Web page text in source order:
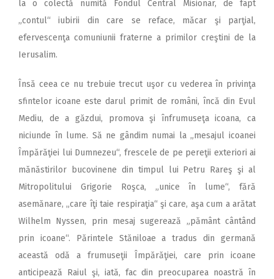
la o colectă numită Fondul Central Misionar, de fapt
„contul“ iubirii din care se reface, măcar şi parţial,
efervescenţa comuniunii fraterne a primilor creştini de la
Ierusalim.
Însă ceea ce nu trebuie trecut uşor cu vederea în privinţa
sfintelor icoane este darul primit de români, încă din Evul
Mediu, de a găzdui, promova şi înfrumuseţa icoana, ca
niciunde în lume. Să ne gândim numai la „mesajul icoanei
Împărăţiei lui Dumnezeu“, frescele de pe pereţii exteriori ai
mănăstirilor bucovinene din timpul lui Petru Rareş şi al
Mitropolitului Grigorie Roşca, „unice în lume“, fără
asemănare, „care îţi taie respiraţia“ şi care, aşa cum a arătat
Wilhelm Nyssen, prin mesaj sugerează „pământ cântând
prin icoane“. Părintele Stăniloae a tradus din germană
această odă a frumuseţii Împărăţiei, care prin icoane
anticipează Raiul şi, iată, fac din preocuparea noastră în